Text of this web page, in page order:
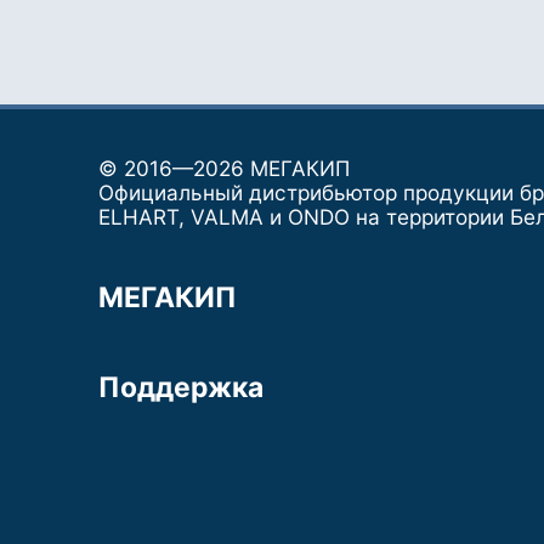
© 2016—2026 МЕГАКИП
Официальный дистрибьютор продукции
ELHART, VALMA и ONDO на территории
МЕГАКИП
Поддержка